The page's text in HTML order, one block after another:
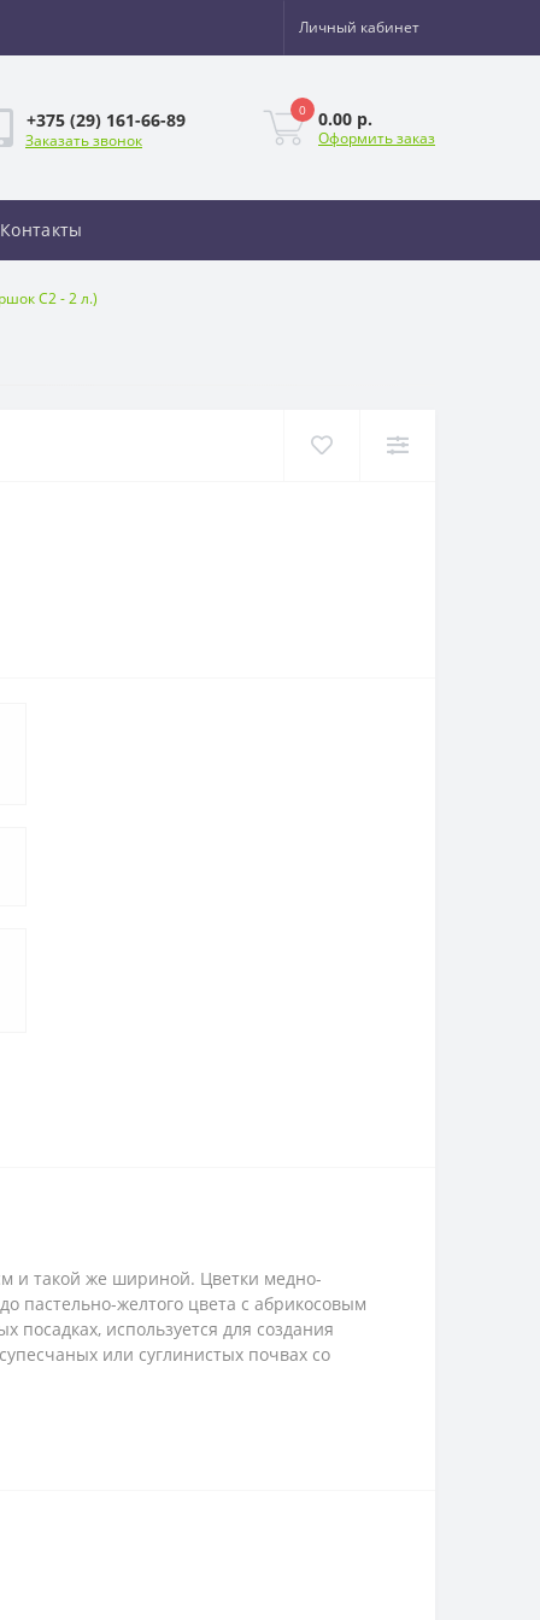
Личный кабинет
+375 (29) 161-66-89
Заказать звонок
0 0.00 р.
Оформить заказ
Контакты
С2 - 2 л.)
и такой же шириной. Цветки медно-
пастельно-желтого цвета с абрикосовым
используется для создания
или суглинистых почвах со